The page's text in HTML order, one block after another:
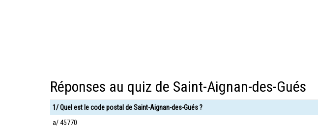
Réponses au quiz de Saint-Aignan-des-Gués
1/ Quel est le code postal de Saint-Aignan-des-Gués ?
a/ 45770